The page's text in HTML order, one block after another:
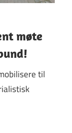
møte
til